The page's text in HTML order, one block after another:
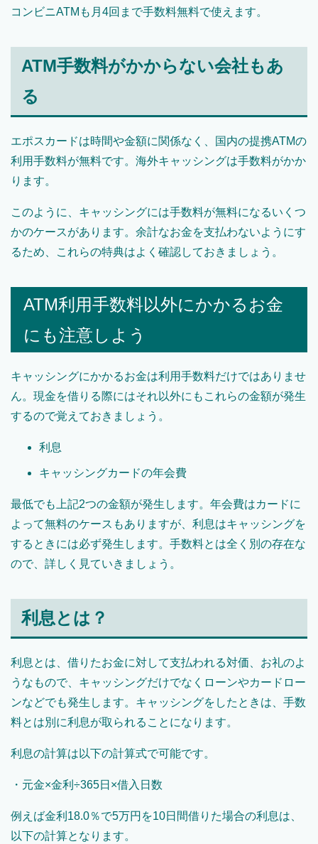
コンビニATMも月4回まで手数料無料で使えます。
ATM手数料がかからない会社もあ
る
エポスカードは時間や金額に関係なく、国内の提携ATMの
利用手数料が無料です。海外キャッシングは手数料がかか
ります。
このように、キャッシングには手数料が無料になるいくつ
かのケースがあります。余計なお金を支払わないようにす
るため、これらの特典はよく確認しておきましょう。
ATM利用手数料以外にかかるお金
にも注意しよう
キャッシングにかかるお金は利用手数料だけではありませ
ん。現金を借りる際にはそれ以外にもこれらの金額が発生
するので覚えておきましょう。
利息
キャッシングカードの年会費
最低でも上記2つの金額が発生します。年会費はカードに
よって無料のケースもありますが、利息はキャッシングを
するときには必ず発生します。手数料とは全く別の存在な
ので、詳しく見ていきましょう。
利息とは？
利息とは、借りたお金に対して支払われる対価、お礼のよ
うなもので、キャッシングだけでなくローンやカードロー
ンなどでも発生します。キャッシングをしたときは、手数
料とは別に利息が取られることになります。
利息の計算は以下の計算式で可能です。
・元金×金利÷365日×借入日数
例えば金利18.0％で5万円を10日間借りた場合の利息は、
以下の計算となります。